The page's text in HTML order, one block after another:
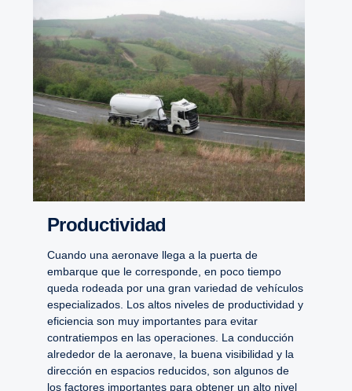
Productividad
Cuando una aeronave llega a la puerta de
embarque que le corresponde, en poco tiempo
queda rodeada por una gran variedad de vehículos
especializados. Los altos niveles de productividad y
eficiencia son muy importantes para evitar
contratiempos en las operaciones. La conducción
alrededor de la aeronave, la buena visibilidad y la
dirección en espacios reducidos, son algunos de
los factores importantes para obtener un alto nivel